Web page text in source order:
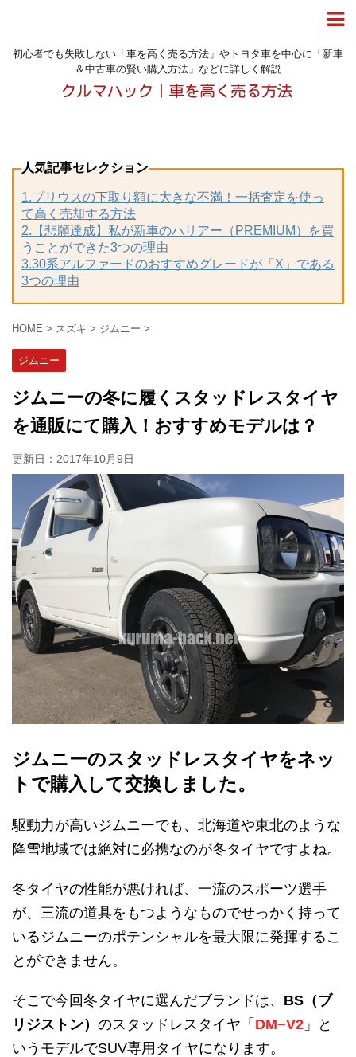
初心者でも失敗しない「車を高く売る方法」やトヨタ車を中心に「新車
＆中古車の賢い購入方法」などに詳しく解説
人気記事セレクション
1.プリウスの下取り額に大きな不満！一括査定を使っ
て高く売却する方法
2.【悲願達成】私が新車のハリアー（PREMIUM）を買
うことができた3つの理由
3.30系アルファードのおすすめグレードが「X」である
3つの理由
HOME > スズキ > ジムニー >
ジムニー
ジムニーの冬に履くスタッドレスタイヤ
を通販にて購入！おすすめモデルは？
更新日： 2017年10月9日
ジムニーのスタッドレスタイヤをネッ
トで購入して交換しました。
駆動力が高いジムニーでも、北海道や東北のような
降雪地域では絶対に必携なのが冬タイヤですよね。
冬タイヤの性能が悪ければ、一流のスポーツ選手
が、三流の道具をもつようなものでせっかく持って
いるジムニーのポテンシャルを最大限に発揮するこ
とができません。
そこで今回冬タイヤに選んだブランドは、 BS（ブ
リジストン） のスタッドレスタイヤ「 DM−V2 」と
いうモデルでSUV専用タイヤになります。